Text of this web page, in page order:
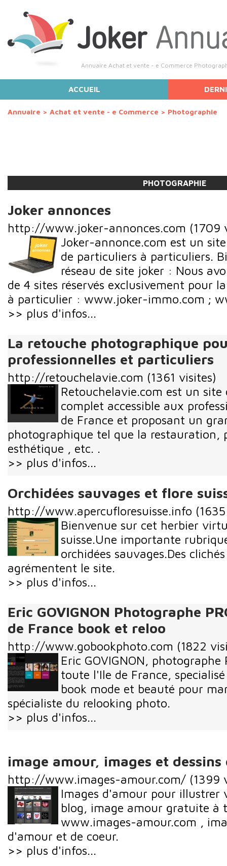
Annuaire Achat et vente - e Commerce
PHOTOGRAPHIE
ACCUEIL
Annuaire > Achat et vente - e Commerce > Photographie
Joker annonces
http://www.joker-annonces.com (1709
Joker-annonce.com est un
de particuliers à particuliers.
réseau de site joker : Nous
de 4 sites réservés exclusivement pour
à particulier : www.joker-immo.com ;
>> plus d'infos...
La retouche photographique
professionnelles et particuliers
http://retouchelavie.com (1361 visites)
Retouchelavie.com est un
complet accessible aux
de France et proposant un
photographique tel que la restauration,
esthétique , etc. .
>> plus d'infos...
Orchidées sauvages et flore
http://www.apercufloresuisse.info
Bienvenue sur cet herbier
suisse.Une importante
orchidées sauvages.Des
agrémentent le site.
>> plus d'infos...
Eric GOVIGNON Photographe
de France book et reloo
http://www.gobookphoto.com (1822
Eric GOVIGNON, photographe
toute l'Ile de France,
book mode et beauté pour
spécialiste du relooking photo.
>> plus d'infos...
image amour, images et
http://www.images-amour.com/ (1399
Images d'amour pour illustrer
blog, image amour gratuite à
www.images-amour.com ,
d'amour et de coeur.
>> plus d'infos...